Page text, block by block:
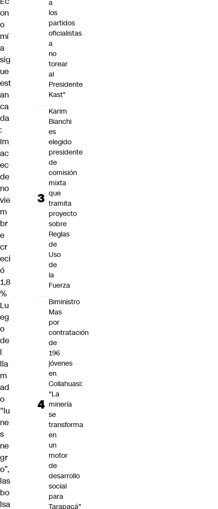
on
o
mí
a
sig
ue
est
an
ca
da
:
Im
ac
ec
de
no
vie
m
br
e
cr
eci
ó
1,8
%
Lu
eg
o
de
l
lla
m
ad
o
“lu
ne
s
ne
gr
o”,
las
bo
lsa
a
los
partidos
oficialistas
a
no
torear
al
Presidente
Kast"
Karim
Bianchi
es
elegido
presidente
de
comisión
mixta
que
tramita
proyecto
sobre
Reglas
de
Uso
de
la
Fuerza
Biministro
Mas
por
contratación
de
196
jóvenes
en
Collahuasi:
"La
minería
se
transforma
en
un
motor
de
desarrollo
social
para
Tarapacá"